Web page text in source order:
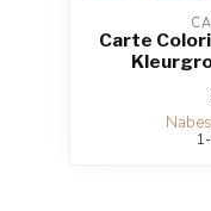
Carte